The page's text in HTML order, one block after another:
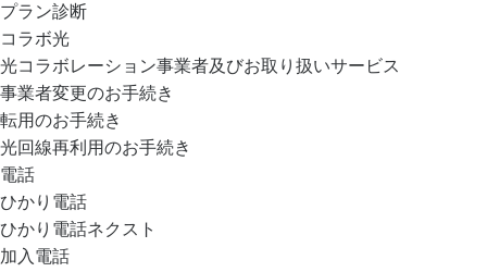
プラン診断
コラボ光
光コラボレーション事業者及びお取り扱いサービス
事業者変更のお手続き
転用のお手続き
光回線再利用のお手続き
電話
ひかり電話
ひかり電話ネクスト
加入電話